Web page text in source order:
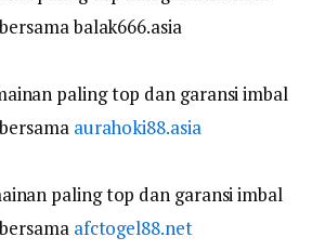
balak666.asia
paling top dan garansi imbal
aurahoki88.asia
paling top dan garansi imbal
afctogel88.net